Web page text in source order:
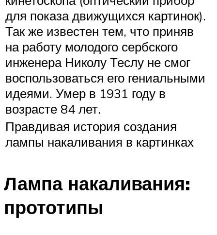
для показа движущихся картинок).
Так же известен тем, что приняв
на работу молодого сербского
инженера Николу Теслу не смог
воспользоваться его гениальными
идеями. Умер в 1931 году в
возрасте 84 лет.
Правдивая история создания
лампы накаливания в картинках
Лампа накаливания:
прототипы